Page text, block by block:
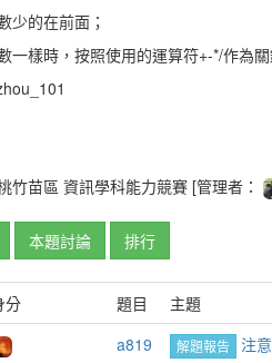
少的在前面；
一樣時，按照使用的運算符+-*/作為
竹苗區 資訊學科能力競賽 [管理者：
本題討論 排行
分 題目
主題
a819 解題報告 注